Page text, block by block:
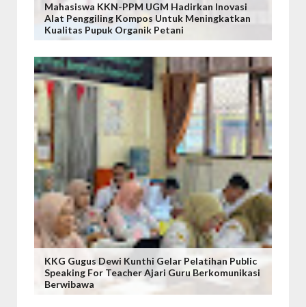
Mahasiswa KKN-PPM UGM Hadirkan Inovasi
Alat Penggiling Kompos Untuk Meningkatkan
Kualitas Pupuk Organik Petani
KKG Gugus Dewi Kunthi Gelar Pelatihan Public
Speaking For Teacher Ajari Guru Berkomunikasi
Berwibawa